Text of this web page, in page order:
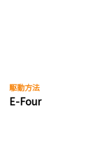
駆動方法
E-Four